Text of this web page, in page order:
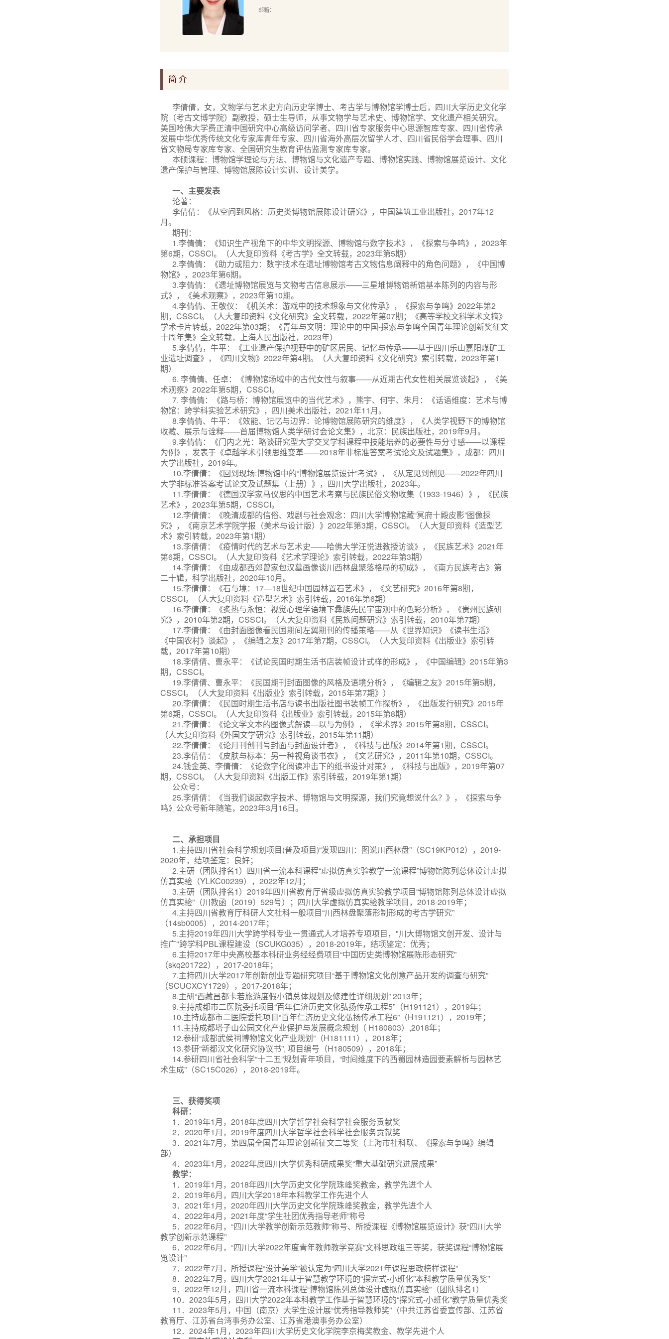
邮箱：
简 介
李倩倩，女，文物学与艺术史方向历史学博士、考古学与博物馆学博士后，四川大学历史文化学
院（考古文博学院）副教授，硕士生导师，从事文物学与艺术史、博物馆学、文化遗产相关研究。
美国哈佛大学费正清中国研究中心高级访问学者、四川省专家服务中心思源智库专家、四川省传承
发展中华优秀传统文化专家库青年专家、四川省海外高层次留学人才、四川省民俗学会理事、四川
省文物局专家库专家、全国研究生教育评估监测专家库专家。
本硕课程：博物馆学理论与方法、博物馆与文化遗产专题、博物馆实践、博物馆展览设计、文化
遗产保护与管理、博物馆展陈设计实训、设计美学。
一、主要发表
论著：
李倩倩：《从空间到风格：历史类博物馆展陈设计研究》，中国建筑工业出版社， 2017年12
月。
期刊：
1.李倩倩：《知识生产视角下的中华文明探源、博物馆与数字技术》，《探索与争鸣》，2023年
第6期，CSSCI。（人大复印资料《考古学》全文转载， 2023年第5期）
2.李倩倩：《助力或阻力：数字技术在遗址博物馆考古文物信息阐释中的角色问题》，《中国博
物馆》， 2023年第6期。
3.李倩倩：《遗址博物馆展览与文物考古信息展示——三星堆博物馆新馆基本陈列的内容与形
式》，《美术观察》，2023年第10期。
4.李倩倩、王敬仪：《机关术：游戏中的技术想象与文化传承》，《探索与争鸣》2022年第2
期，CSSCI。（人大复印资料《文化研究》全文转载， 2022年第07期；《高等学校文科学术文摘》
学术卡片转载， 2022年第03期；《青年与文明：理论中的中国-探索与争鸣全国青年理论创新奖征文
十周年集》全文转载，上海人民出版社， 2023年）
5.李倩倩，牛平：《工业遗产保护视野中的矿区居民、记忆与传承——基于四川乐山嘉阳煤矿工
业遗址调查》，《四川文物》2022年第4期。（人大复印资料《文化研究》索引转载，2023年第1
期）
6. 李倩倩、任卓：《博物馆场域中的古代女性与叙事——从近期古代女性相关展览谈起》，《美
术观察》2022年第5期，CSSCI。
7. 李倩倩：《路与桥：博物馆展览中的当代艺术》，熊宇、何宇、朱月：《话语维度：艺术与博
物馆：跨学科实验艺术研究》，四川美术出版社，2021年11月。
8.李倩倩、牛平：《效能、记忆与边界：论博物馆展陈研究的维度》，《人类学视野下的博物馆
收藏、展示与诠释——首届博物馆人类学研讨会论文集》，北京：民族出版社，2019年9月。
9.李倩倩：《门内之光：略谈研究型大学交叉学科课程中技能培养的必要性与分寸感——以课程
为例》，发表于《卓越学术引领思维变革——2018年非标准答案考试论文及试题集》，成都：四川
大学出版社，2019年。
10.李倩倩：《回到现场:博物馆中的“博物馆展览设计”考试》，《从定见到创见——2022年四川
大学非标准答案考试论文及试题集（上册）》，四川大学出版社，2023年。
11.李倩倩：《德国汉学家马仪思的中国艺术考察与民族民俗文物收集（1933-1946）》，《民族
艺术》，2023年第5期，CSSCI。
12.李倩倩：《晚清成都的信俗、戏剧与社会观念：四川大学博物馆藏“冥府十殿皮影”图像探
究》，《南京艺术学院学报（美术与设计版）》2022年第3期，CSSCI。（人大复印资料《造型艺
术》索引转载， 2023年第1期）
13.李倩倩：《疫情时代的艺术与艺术史——哈佛大学汪悦进教授访谈》，《民族艺术》2021年
第6期，CSSCI。（人大复印资料《艺术学理论》索引转载，2022年第3期）
14.李倩倩：《由成都西郊曾家包汉墓画像谈川西林盘聚落格局的初成》，《南方民族考古》第
二十辑，科学出版社，2020年10月。
15.李倩倩：《石与境：17—18世纪中国园林置石艺术》，《文艺研究》2016年第8期，
CSSCI。（人大复印资料《造型艺术》索引转载，2016年第6期）
16.李倩倩：《炙热与永恒：视觉心理学语境下彝族先民宇宙观中的色彩分析》，《贵州民族研
究》，2010年第2期，CSSCI。（人大复印资料《民族问题研究》索引转载，2010年第7期）
17.李倩倩：《由封面图像看民国期间左翼期刊的传播策略——从《世界知识》《读书生活》
《中国农村》谈起》，《编辑之友》2017年第7期，CSSCI。（人大复印资料《出版业》索引转
载，2017年第10期）
18.李倩倩、曹永平：《试论民国时期生活书店装帧设计式样的形成》，《中国编辑》2015年第3
期，CSSCI。
19.李倩倩、曹永平：《民国期刊封面图像的风格及语境分析》，《编辑之友》2015年第5期，
CSSCI。（人大复印资料《出版业》索引转载，2015年第7期》）
20.李倩倩：《民国时期生活书店与读书出版社图书装帧工作探析》，《出版发行研究》2015年
第6期，CSSCI。（人大复印资料《出版业》索引转载，2015年第8期）
21.李倩倩：《论文学文本的图像式解读—以与为例》，《学术界》2015年第8期，CSSCI。
（人大复印资料《外国文学研究》索引转载，2015年第11期）
22.李倩倩：《论月刊创刊号封面与封面设计者》，《科技与出版》2014年第1期，CSSCI。
23.李倩倩：《皮肤与标本：另一种视角谈书衣》，《文艺研究》，2011年第10期，CSSCI。
24.钱金英、李倩倩：《论数字化阅读冲击下的纸书设计对策》，《科技与出版》，2019年第07
期，CSSCI。（人大复印资料《出版工作》索引转载，2019年第1期）
公众号：
25.李倩倩：《当我们谈起数字技术、博物馆与文明探源，我们究竟想说什么？》，
《探索与争
鸣》公众号新年随笔， 2023年3月16日。
二、承担项目
1.主持四川省社会科学规划项目(普及项目)“发现四川：图说川西林盘”（SC19KP012），2019-
2020年，结项鉴定：良好；
2.主研（团队排名1）四川省一流本科课程“虚拟仿真实验教学一流课程”博物馆陈列总体设计虚拟
仿真实验（YLKC00239），2022年12月；
3.主研（团队排名1）2019年四川省教育厅省级虚拟仿真实验教学项目“博物馆陈列总体设计虚拟
仿真实验”（川教函〔2019〕529号）；四川大学虚拟仿真实验教学项目，2018-2019年；
4.主持四川省教育厅科研人文社科一般项目“川西林盘聚落形制形成的考古学研究”
（14sb0005），2014-2017年；
5.主持2019年四川大学跨学科专业一贯通式人才培养专项项目， "川大博物馆文创开发、设计与
推广"跨学科PBL课程建设（SCUKG035），2018-2019年，结项鉴定：优秀；
6.主持2017年中央高校基本科研业务经经费项目“中国历史类博物馆展陈形态研究”
（skq201722），2017-2018年；
7.主持四川大学2017年创新创业专题研究项目“基于博物馆文化创意产品开发的调查与研究”
（SCUCXCY1729），2017-2018年；
8.主研“西藏昌都卡若旅游度假小镇总体规划及修建性详细规划” 2013年；
9.主持成都市二医院委托项目“百年仁济历史文化弘扬传承工程5”（H191121），2019年；
10.主持成都市二医院委托项目“百年仁济历史文化弘扬传承工程6”（H191121），2019年；
11.主持成都塔子山公园文化产业保护与发展概念规划（ H180803）,2018年；
12.参研“成都武侯祠博物馆文化产业规划”（H181111），2018年；
13.参研“新都汉文化研究协议书”, 项目编号（H180509），2018年；
14.参研四川省社会科学“十二五”规划青年项目，“时间维度下的西蜀园林造园要素解析与园林艺
术生成”（SC15C026），2018-2019年。
三、获得奖项
科研：
1．2019年1月，2018年度四川大学哲学社会科学社会服务贡献奖
2．2020年1月，2019年度四川大学哲学社会科学社会服务贡献奖
3． 2021年7月，第四届全国青年理论创新征文二等奖（上海市社科联、《探索与争鸣》编辑
部）
4．2023年1月，2022年度四川大学优秀科研成果奖“重大基础研究进展成果”
教学：
1．2019年1月，2018年四川大学历史文化学院珠峰奖教金，教学先进个人
2． 2019年6月，四川大学2018年本科教学工作先进个人
3．2021年1月，2020年四川大学历史文化学院珠峰奖教金，教学先进个人
4．2022年4月，2021年度“学生社团优秀指导老师”称号
5． 2022年6月，“四川大学教学创新示范教师”称号、所授课程《博物馆展览设计》获“四川大学
教学创新示范课程”
6．2022年6月，“四川大学2022年度青年教师教学竞赛”文科思政组三等奖，获奖课程“博物馆展
览设计”
7．2022年7月，所授课程“设计美学”被认定为“四川大学2021年课程思政榜样课程”
8．2022年7月，四川大学2021年基于智慧教学环境的“探完式-小班化”本科教学质量优秀奖”
9．2022年12月，四川省一流本科课程“博物馆陈列总体设计虚拟仿真实验”（团队排名1）
10．2023年5月，四川大学2022年本科教学工作基于智慧环境的“探究式-小班化”教学质量优秀奖
11．2023年5月，中国（南京）大学生设计展“优秀指导教师奖”（中共江苏省委宣传部、江苏省
教育厅、江苏省台湾事务办公室、江苏省港澳事务办公室）
12．2024年1月，2023年四川大学历史文化学院李京梅奖教金、教学先进个人